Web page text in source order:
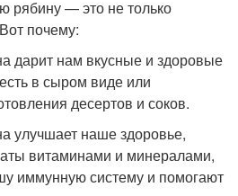
рябину — это не только
почему:
дарит нам вкусные и здоровые
в сыром виде или
десертов и соков.
улучшает наше здоровье,
витаминами и минералами,
иммунную систему и помогают